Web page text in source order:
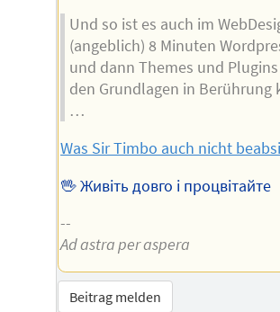
Und so ist es auch im
(angeblich) 8 Minuten
und dann Themes und
den Grundlagen in Berührung
…
Was Sir Timbo auch nicht
🖖 Живіть довго і процвітайте
--
Ad astra per aspera
Beitrag melden